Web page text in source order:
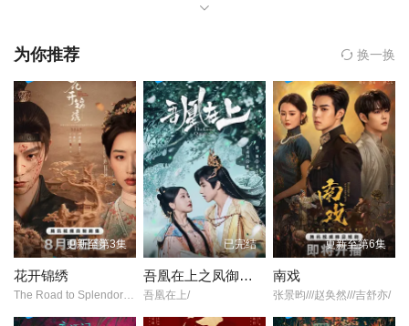
第19集 第20集
羚化名霏霏重返泰兰德，潜伏进入檀宫，被心怀愧疚的昂威主动靠
为你推荐 换一换
更新至第3集
花开锦绣
The Road to Splendor/Escape to Your Heart/
已完结
吾凰在上之凤御四方
吾凰在上/
更新至第6集
南戏
张景昀///赵奂然///吉舒亦/